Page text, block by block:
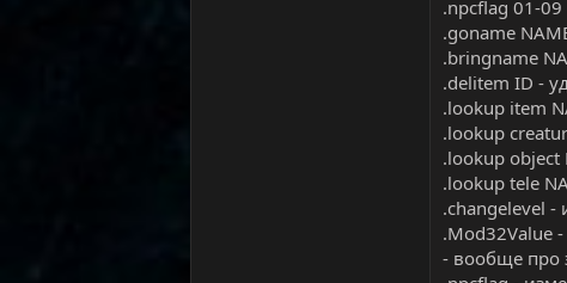
.npcflag 01-
.goname
.bringname
.delitem ID -
.lookup item
.lookup
.lookup object
.lookup tele
.changelevel -
.Mod32Value
- вообще про